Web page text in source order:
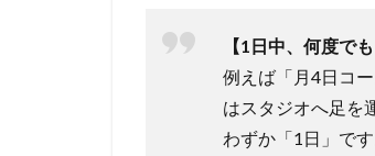
② 1
【1日中、何度で
例えば「月4日コ
はスタジオへ足を
わずか「1日」で